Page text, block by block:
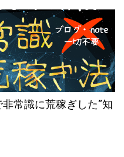
常識に荒稼ぎした”知